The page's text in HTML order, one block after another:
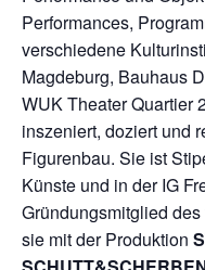
Performances,
verschiedene
Magdeburg, Bauhaus
WUK Theater Quartier
inszeniert, doziert und
Figurenbau. Sie ist
Künste und in der IG
Gründungsmitglied
sie mit der Produktion